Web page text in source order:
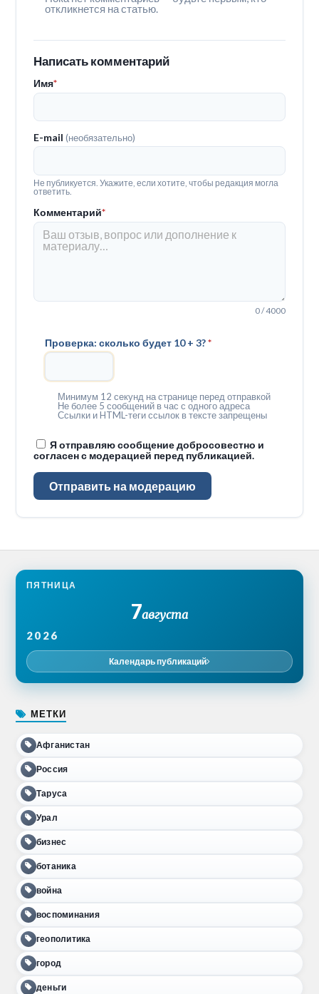
откликнется на статью.
Написать комментарий
Имя*
E-mail(необязательно)
Не публикуется. Укажите, если хотите, чтобы редакция могла
ответить.
Комментарий*
0 / 4000
Проверка: сколько будет 10 + 3?*
Минимум 12 секунд на странице перед отправкой
Не более 5 сообщений в час с одного адреса
Ссылки и HTML-теги ссылок в тексте запрещены
Я отправляю сообщение добросовестно и
согласен с модерацией перед публикацией.
Отправить на модерацию
ПЯТНИЦА
7августа
2026
Календарь публикаций
МЕТКИ
Афганистан
Россия
Таруса
Урал
бизнес
ботаника
война
воспоминания
геополитика
город
деньги